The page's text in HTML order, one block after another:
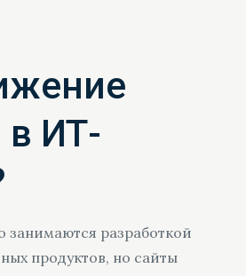
в ИТ-
занимаются разработкой
продуктов, но сайты